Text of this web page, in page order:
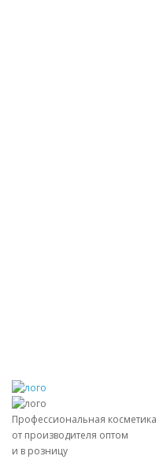
Профессиональная косметика
от производителя оптом
и в розницу